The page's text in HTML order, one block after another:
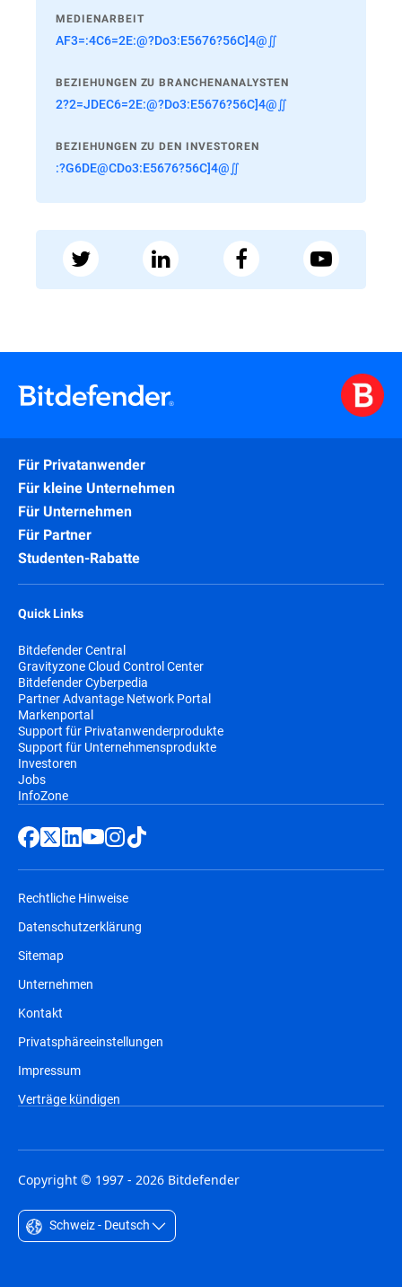
MEDIENARBEIT
AF3=:4C6=2E:@?Do3:E5676?56C]4@∬
BEZIEHUNGEN ZU BRANCHENANALYSTEN
2?2=JDEC6=2E:@?Do3:E5676?56C]4@∬
BEZIEHUNGEN ZU DEN INVESTOREN
:?G6DE@CDo3:E5676?56C]4@∬
Für Privatanwender
Für kleine Unternehmen
Für Unternehmen
Für Partner
Studenten-Rabatte
Quick Links
Bitdefender Central
Gravityzone Cloud Control Center
Bitdefender Cyberpedia
Partner Advantage Network Portal
Markenportal
Support für Privatanwenderprodukte
Support für Unternehmensprodukte
Investoren
Jobs
InfoZone
Rechtliche Hinweise
Datenschutzerklärung
Sitemap
Unternehmen
Kontakt
Privatsphäreeinstellungen
Impressum
Verträge kündigen
Copyright © 1997 - 2026 Bitdefender
Schweiz - Deutsch